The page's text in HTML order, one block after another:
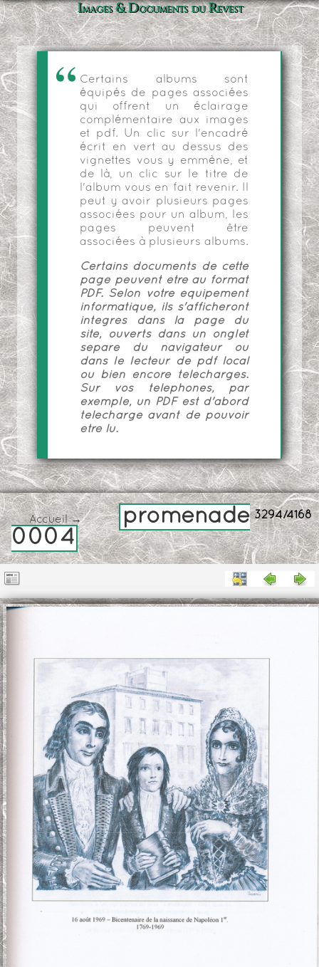
Images & Documents du Revest
Certains albums sont
équipés de pages associées
qui offrent un éclairage
complémentaire aux images
et pdf. Un clic sur l'encadré
écrit en vert au dessus des
vignettes vous y emmène, et
de là, un clic sur le titre de
l'album vous en fait revenir. Il
peut y avoir plusieurs pages
associées pour un album, les
pages peuvent être
associées à plusieurs albums.
Certains documents de cette
page peuvent être au format
PDF. Selon votre équipement
informatique, ils s'afficheront
intégrés dans la page du
site, ouverts dans un onglet
séparé du navigateur ou
dans le lecteur de pdf local
ou bien encore téléchargés.
Sur vos téléphones, par
exemple, un PDF est d'abord
téléchargé avant de pouvoir
être lu.
3294/4168
Accueil→
promenade
0004